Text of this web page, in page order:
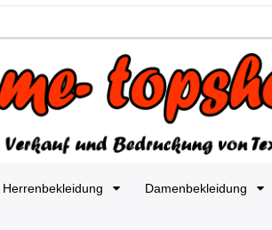
Herrenbekleidung Damenbekleidung